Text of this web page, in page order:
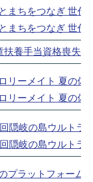
とまちをつなぎ 世
とまちをつなぎ 世
扶養手当資格喪失
ロリーメイト 夏の
ロリーメイト 夏の
隠岐の島ウルトラ
隠岐の島ウルトラ
プラットフォーム